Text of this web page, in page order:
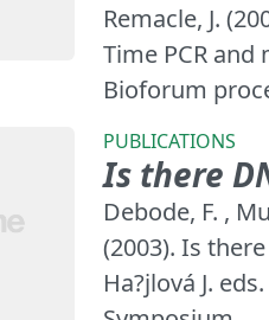
Remacle, J.
Time PCR
Bioforum
PUBLICATIONS
Is there
Debode, F. ,
(2003). Is
Ha?jlová J.